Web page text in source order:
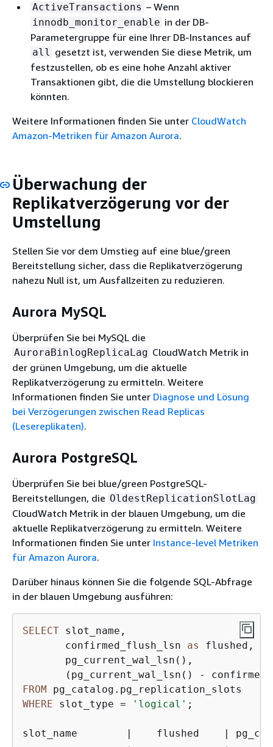
ActiveTransactions – Wenn
innodb_monitor_enable in der DB-
Parametergruppe für eine Ihrer DB-Instances auf
all gesetzt ist, verwenden Sie diese Metrik, um
festzustellen, ob es eine hohe Anzahl aktiver
Transaktionen gibt, die die Umstellung blockieren
könnten.
Weitere Informationen finden Sie unter CloudWatch
Amazon-Metriken für Amazon Aurora.
Überwachung der
Replikatverzögerung vor der
Umstellung
Stellen Sie vor dem Umstieg auf eine blue/green
Bereitstellung sicher, dass die Replikatverzögerung
nahezu Null ist, um Ausfallzeiten zu reduzieren.
Aurora MySQL
Überprüfen Sie bei MySQL die
AuroraBinlogReplicaLag CloudWatch Metrik in
der grünen Umgebung, um die aktuelle
Replikatverzögerung zu ermitteln. Weitere
Informationen finden Sie unter Diagnose und Lösung
bei Verzögerungen zwischen Read Replicas
(Lesereplikaten).
Aurora PostgreSQL
Überprüfen Sie bei blue/green PostgreSQL-
Bereitstellungen, die OldestReplicationSlotLag
CloudWatch Metrik in der blauen Umgebung, um die
aktuelle Replikatverzögerung zu ermitteln. Weitere
Informationen finden Sie unter Instance-level Metriken
für Amazon Aurora.
Darüber hinaus können Sie die folgende SQL-Abfrage
in der blauen Umgebung ausführen:
SELECT slot_name,
       confirmed_flush_lsn
as
flushed,
       pg_current_wal_lsn(),
       (pg_current_wal_lsn()
-
FROM
WHERE slot_type = 'logical' ;
slot_name |
    flushed
|